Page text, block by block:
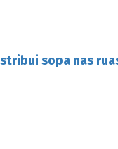
sopa nas